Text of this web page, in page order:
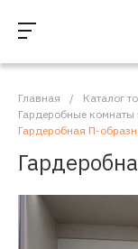
Главная / Каталог
Гардеробные
Гардеробная П-